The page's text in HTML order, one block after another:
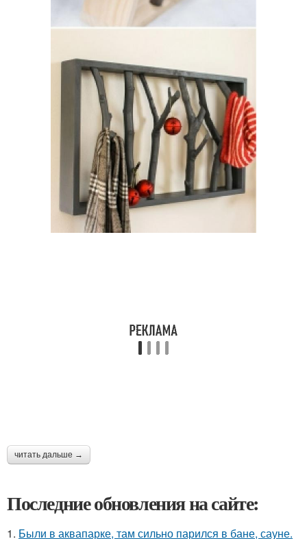
читать дальше →
Последние обновления на сайте:
1. Были в аквапарке, там сильно парился в бане, сауне.